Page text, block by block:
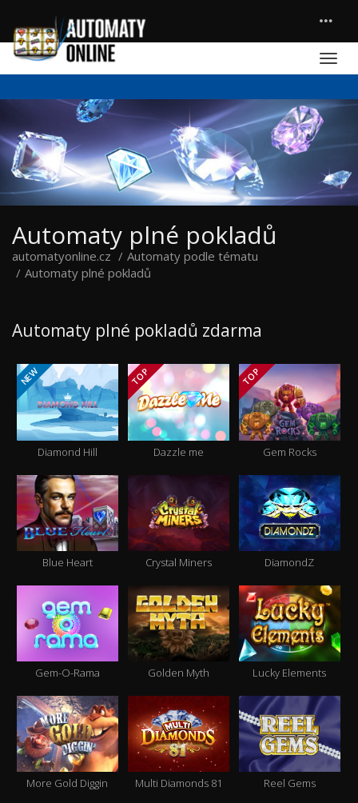
Automaty plné pokladů
automatyonline.cz
Automaty podle tématu
Automaty plné pokladů
Automaty plné pokladů zdarma
NEW
Diamond Hill
TOP
Dazzle me
TOP
Gem Rocks
Blue Heart Crystal Miners DiamondZ
Gem-O-Rama Golden Myth Lucky Elements
More Gold Diggin Multi Diamonds 81 Reel Gems